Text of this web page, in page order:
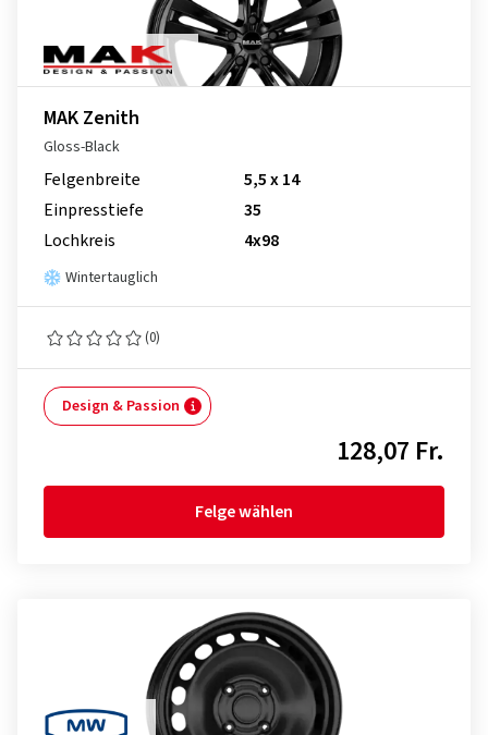
MAK Zenith
Gloss-Black
Felgenbreite
5,5 x 14
Einpresstiefe
35
Lochkreis
4x98
Wintertauglich
(0)
Design & Passion
128,07 Fr.
Felge wählen